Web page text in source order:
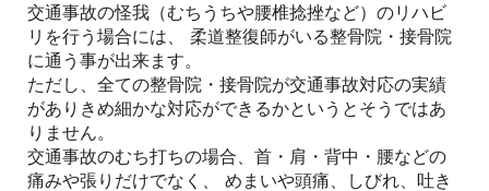
交通事故の怪我（むちうちや腰椎捻挫など）のリハビ
リを行う場合には、 柔道整復師がいる整骨院・接骨院
に通う事が出来ます。
ただし、全ての整骨院・接骨院が交通事故対応の実績
がありきめ細かな対応ができるかというとそうではあ
りません。
交通事故のむち打ちの場合、首・肩・背中・腰などの
痛みや張りだけでなく、 めまいや頭痛、しびれ、吐き